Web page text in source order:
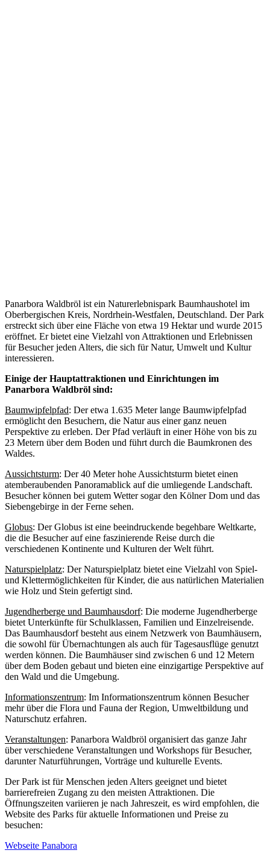
Panarbora Waldbröl ist ein Naturerlebnispark Baumhaushotel im
Oberbergischen Kreis, Nordrhein-Westfalen, Deutschland. Der Park
erstreckt sich über eine Fläche von etwa 19 Hektar und wurde 2015
eröffnet. Er bietet eine Vielzahl von Attraktionen und Erlebnissen
für Besucher jeden Alters, die sich für Natur, Umwelt und Kultur
interessieren.
Einige der Hauptattraktionen und Einrichtungen im
Panarbora Waldbröl sind:
Baumwipfelpfad: Der etwa 1.635 Meter lange Baumwipfelpfad
ermöglicht den Besuchern, die Natur aus einer ganz neuen
Perspektive zu erleben. Der Pfad verläuft in einer Höhe von bis zu
23 Metern über dem Boden und führt durch die Baumkronen des
Waldes.
Aussichtsturm: Der 40 Meter hohe Aussichtsturm bietet einen
atemberaubenden Panoramablick auf die umliegende Landschaft.
Besucher können bei gutem Wetter sogar den Kölner Dom und das
Siebengebirge in der Ferne sehen.
Globus: Der Globus ist eine beeindruckende begehbare Weltkarte,
die die Besucher auf eine faszinierende Reise durch die
verschiedenen Kontinente und Kulturen der Welt führt.
Naturspielplatz: Der Naturspielplatz bietet eine Vielzahl von Spiel-
und Klettermöglichkeiten für Kinder, die aus natürlichen Materialien
wie Holz und Stein gefertigt sind.
Jugendherberge und Baumhausdorf: Die moderne Jugendherberge
bietet Unterkünfte für Schulklassen, Familien und Einzelreisende.
Das Baumhausdorf besteht aus einem Netzwerk von Baumhäusern,
die sowohl für Übernachtungen als auch für Tagesausflüge genutzt
werden können. Die Baumhäuser sind zwischen 6 und 12 Metern
über dem Boden gebaut und bieten eine einzigartige Perspektive auf
den Wald und die Umgebung.
Informationszentrum: Im Informationszentrum können Besucher
mehr über die Flora und Fauna der Region, Umweltbildung und
Naturschutz erfahren.
Veranstaltungen: Panarbora Waldbröl organisiert das ganze Jahr
über verschiedene Veranstaltungen und Workshops für Besucher,
darunter Naturführungen, Vorträge und kulturelle Events.
Der Park ist für Menschen jeden Alters geeignet und bietet
barrierefreien Zugang zu den meisten Attraktionen. Die
Öffnungszeiten variieren je nach Jahreszeit, es wird empfohlen, die
Website des Parks für aktuelle Informationen und Preise zu
besuchen:
Webseite Panabora